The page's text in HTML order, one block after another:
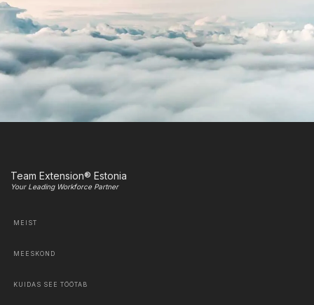
Team Extension® Estonia
Your Leading Workforce Partner
MEIST
MEESKOND
KUIDAS SEE TÖÖTAB